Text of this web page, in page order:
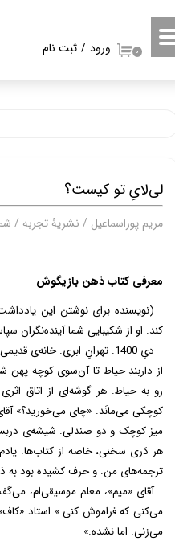
ورود / ثبت نام
حساب کاربری من
۰
لی‌لایِ تو کیست؟
مریم پوراسماعیل / نشریۀ تجربه / شمارۀ 16 / بهمن
معرفی کتاب ذهن بازیگوش
(نویسنده برای نوشتن این
کند. او از شکیبایی شما آینده‌‌نگران
دیِ 1400. تهرانِ ابری.
از داربندِ حیاط تا آن‌سوی کوچه پهن
رو به حیاط. هر گوشه‌ای از اتاق
کوچکی می‌مانَد. «چای می‌خورید؟»
میز کوچک و دو صندلی. شیشه‌ی
هر دَری سخنی، خاصه از کتاب‌ها.
ترجمه‌های من. و حرف کشیده بود به
آقای «میم»، معلم موسیقی‌ام،
می‌کنی که فراموش کنی.» استاد
می‌زنی. اما نشده.»